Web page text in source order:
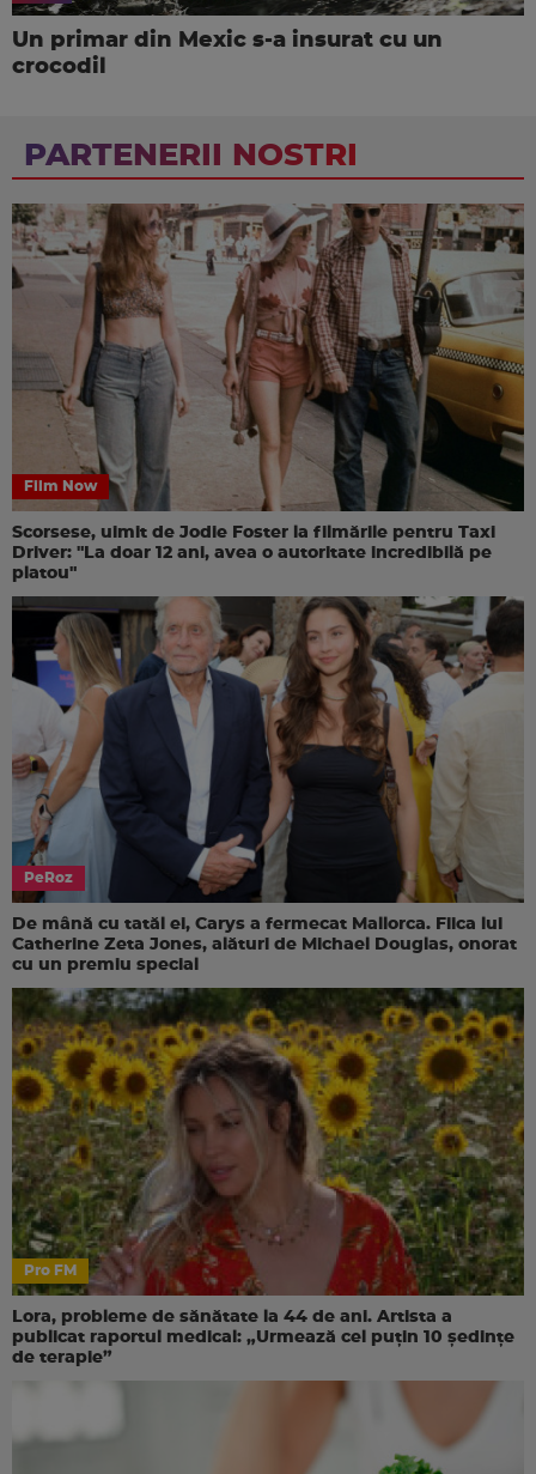
Un primar din Mexic s-a insurat cu un
crocodil
PARTENERII NOSTRI
Film Now
Scorsese, uimit de Jodie Foster la filmările pentru Taxi
Driver: "La doar 12 ani, avea o autoritate incredibilă pe
platou"
PeRoz
De mână cu tatăl ei, Carys a fermecat Mallorca. Fiica lui
Catherine Zeta Jones, alături de Michael Douglas, onorat
cu un premiu special
Pro FM
Lora, probleme de sănătate la 44 de ani. Artista a
publicat raportul medical: „Urmează cel puțin 10 ședințe
de terapie”